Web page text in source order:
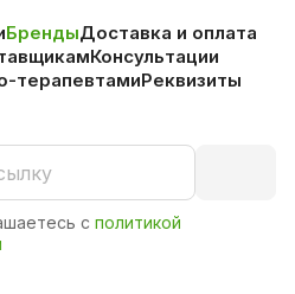
БрендыДоставка и оплата
Консультации
терапевтамиРеквизиты
с политикой